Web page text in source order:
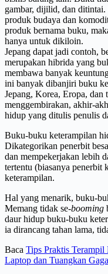
gambar, dijilid, dan
produk budaya dan
produk bernama buku,
hanya untuk dikiloin.
Jepang dapat jadi contoh,
merupakan hibrida yang
membawa banyak
ini banyak dibanjiri buku
Jepang, Korea, Eropa,
menggembirakan, akhir-
hidup yang ditulis penulis
Buku-buku keterampilan
Dikategorikan penerbit
dan mempekerjakan lebih
tertentu (biasanya penerbit
keterampilan.
Hal yang menarik, buku-
Memang tidak se-booming
daur hidup buku-buku
ia dirancang tahan lama,
Baca Tips Praktis
Laptop dan Tuangkan